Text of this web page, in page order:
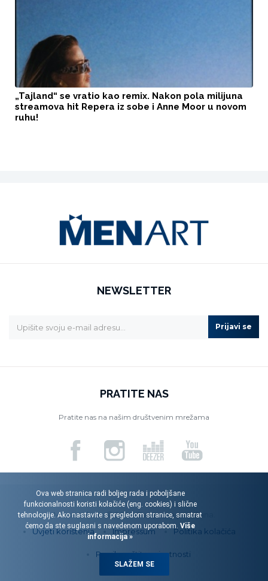
„Tajland“ se vratio kao remix. Nakon pola milijuna
streamova hit Repera iz sobe i Anne Moor u novom
ruhu!
NEWSLETTER
Prijavi se
PRATITE NAS
Pratite nas na našim društvenim mrežama
Menart d.o.o. © 2026. Sva prava pridržana.
Uvjeti korištenja
Impressum Politika kolačića
Pravila zaštite privatnosti
Ova web stranica radi boljeg rada i poboljšane
funkcionalnosti koristi kolačiće (eng. cookies) i slične
tehnologije. Ako nastavite s pregledom stranice, smatrat
ćemo da ste suglasni s navedenom uporabom. Više
informacija »
SLAŽEM SE